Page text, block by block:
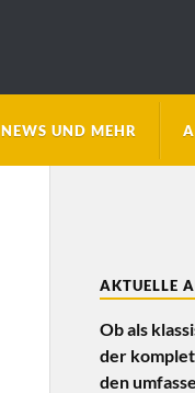
NEWS UND MEHR
AKTUELLE
Ob als
der
den